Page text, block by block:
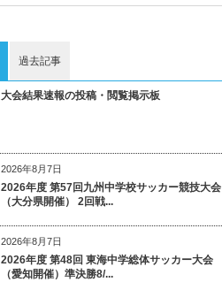
過去記事
大会結果速報の投稿・閲覧掲示板
2026年8月7日
2026年度 第57回九州中学校サッカー競技大会
（大分県開催） 2回戦...
2026年8月7日
2026年度 第48回 東海中学総体サッカー大会
（愛知開催）準決勝8/...